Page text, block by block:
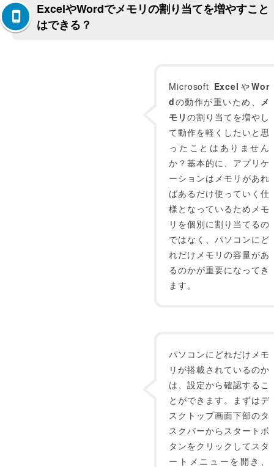
ExcelやWordでメモリの割り当てを増やすこと
はできる？
Microsoft Excel やWor
dの動作が重いため、 メ
モリの割り当てを増やし
て動作を軽くしたいと思
ったことはありません
か？基本的に、アプリケ
ーションはメモリがあれ
ばあるだけ使っていく仕
様となっているためメモ
リを個別に割り当てるの
ではなく、パソコンにど
れだけメモリの容量があ
るのかが重要になってき
ます。
パソコンにどれだけメモ
リが搭載されているのか
は、設定から確認するこ
とができます。まずはデ
スクトップ画面下部のタ
スクバーからスタートボ
タンをクリックしてスタ
ートメニューを開き、